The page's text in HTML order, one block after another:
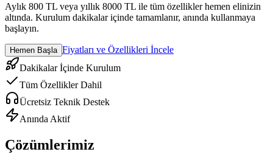
Aylık 800 TL veya yıllık 8000 TL ile tüm özellikler hemen elinizin
altında. Kurulum dakikalar içinde tamamlanır, anında kullanmaya
başlayın.
Hemen Başla Fiyatları ve Özellikleri İncele
Dakikalar İçinde Kurulum
Tüm Özellikler Dahil
Ücretsiz Teknik Destek
Anında Aktif
Çözümlerimiz